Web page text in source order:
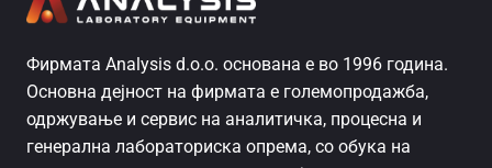
Фирмата Analysis d.o.o. основана е во 1996 година.
Основна дејност на фирмата е големопродажба,
одржување и сервис на аналитичка, процесна и
генерална лабораториска опрема, со обука на